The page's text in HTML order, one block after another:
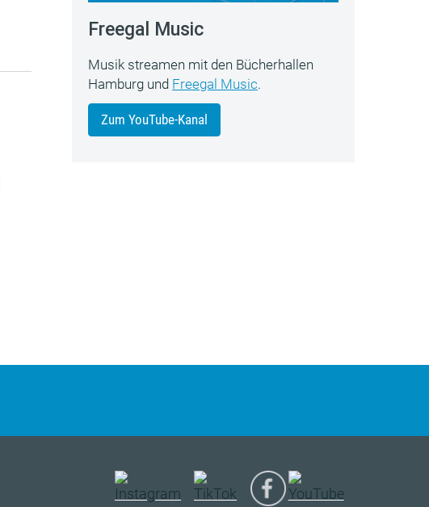
Freegal Music
Musik streamen mit den Bücherhallen
Hamburg und Freegal Music.
Zum YouTube-Kanal